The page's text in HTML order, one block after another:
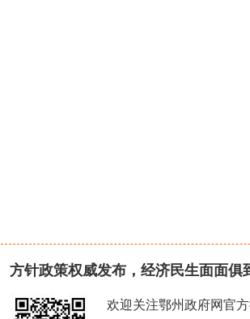
方针政策权威发布，经济民生面面俱
欢迎关注鄂州政府网官